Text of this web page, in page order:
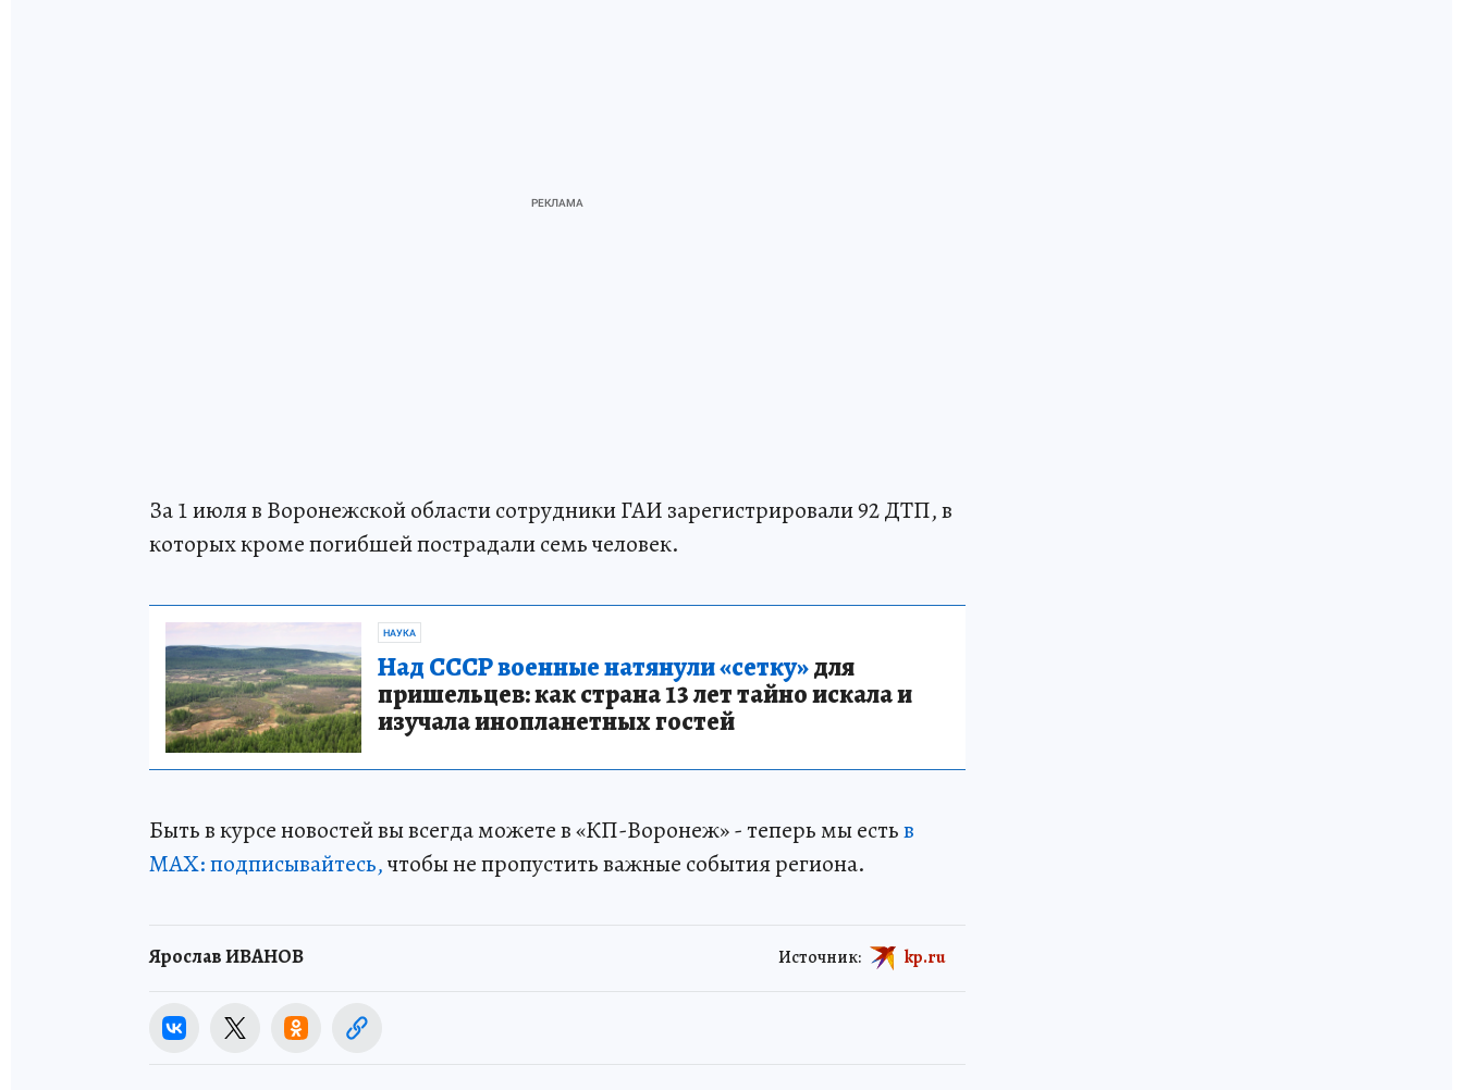
За 1 июля в Воронежской области сотрудники ГАИ зарегистрировали 92 ДТП, в
которых кроме погибшей пострадали семь человек.
НАУКА
Над СССР военные натянули «сетку»для
пришельцев: как страна 13 лет тайно искала и
изучала инопланетных гостей
Быть в курсе новостей вы всегда можете в «КП-Воронеж» - теперь мы естьв
МАХ: подписывайтесь,чтобы не пропустить важные события региона.
Ярослав ИВАНОВ Источник: kp.ru